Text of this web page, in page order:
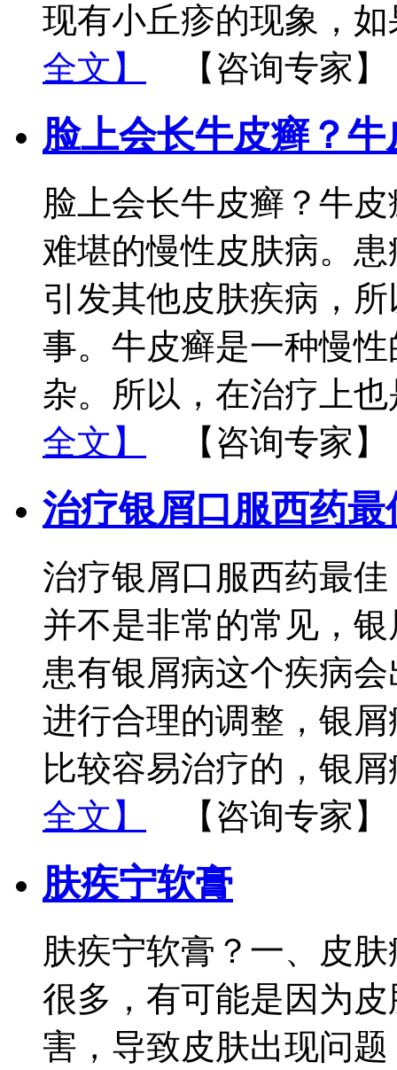
现有小丘疹的现象，
全文】
【咨询专家】
脸上会长牛皮癣？
脸上会长牛皮癣？牛
难堪的慢性皮肤病。
引发其他皮肤疾病，
事。牛皮癣是一种慢
杂。所以，在治疗上
全文】
【咨询专家】
治疗银屑口服西药最
治疗银屑口服西药最
并不是非常的常见，
患有银屑病这个疾病
进行合理的调整，银
比较容易治疗的，银
全文】
【咨询专家】
肤疾宁软膏
肤疾宁软膏？一、皮
很多，有可能是因为
害，导致皮肤出现问